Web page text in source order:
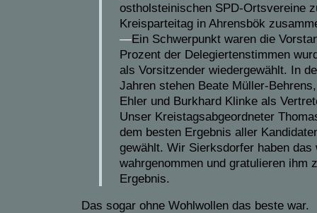
ostholsteinischen SPD-Ortsvereine
Kreisparteitag in Ahrensbök
—Ein Schwerpunkt waren die
Prozent der Delegiertenstimmen
als Vorsitzender wiedergewählt. In
Jahren stehen Beate Müller-
Ehler und Burkhard Klinke als
Unser Kreistagsabgeordneter
dem besten Ergebnis aller
gewählt. Wir Sierksdorfer haben das
wahrgenommen und gratulieren ihm
Ergebnis.
Das sogar ohne Wohlwollen das beste war.